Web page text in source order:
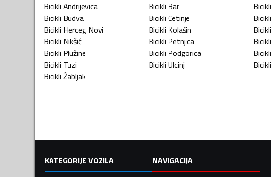
Bicikli Andrijevica Bicikli Bar Bicikli
Bicikli Budva Bicikli Cetinje Bicikli
Bicikli Herceg Novi Bicikli Kolašin Bicikli
Bicikli Nikšić Bicikli Petnjica Bicikli
Bicikli Plužine Bicikli Podgorica Bicikli
Bicikli Tuzi Bicikli Ulcinj Bicikli
Bicikli Žabljak
KATEGORIJE VOZILA
NAVIGACIJA